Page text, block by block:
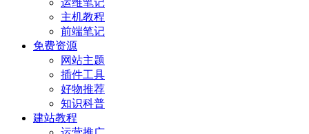
运维笔记
主机教程
前端笔记
免费资源
网站主题
插件工具
好物推荐
知识科普
建站教程